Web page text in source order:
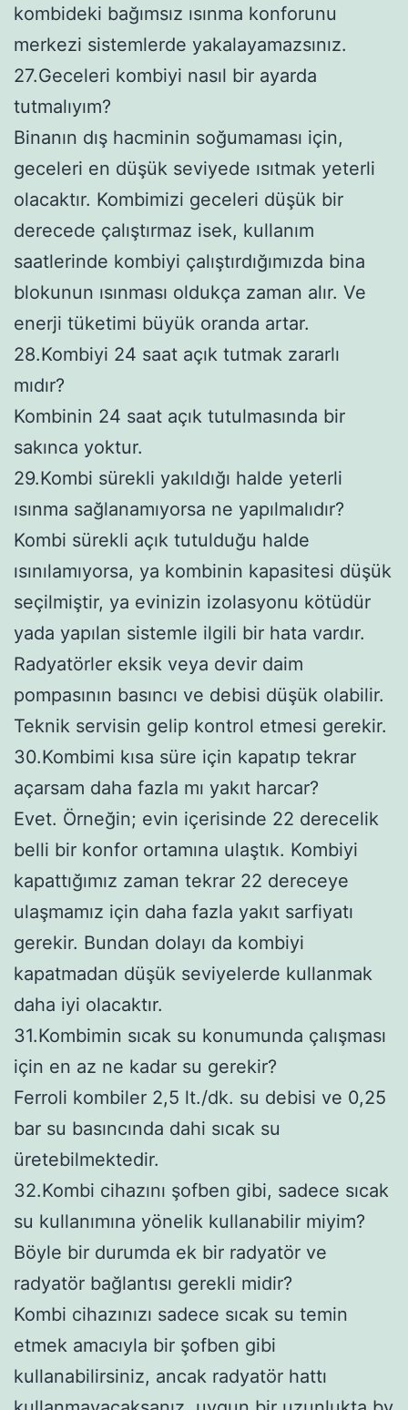
kombideki bağımsız ısınma konforunu
merkezi sistemlerde yakalayamazsınız.
27.Geceleri kombiyi nasıl bir ayarda
tutmalıyım?
Binanın dış hacminin soğumaması için,
geceleri en düşük seviyede ısıtmak yeterli
olacaktır. Kombimizi geceleri düşük bir
derecede çalıştırmaz isek, kullanım
saatlerinde kombiyi çalıştırdığımızda bina
blokunun ısınması oldukça zaman alır. Ve
enerji tüketimi büyük oranda artar.
28.Kombiyi 24 saat açık tutmak zararlı
mıdır?
Kombinin 24 saat açık tutulmasında bir
sakınca yoktur.
29.Kombi sürekli yakıldığı halde yeterli
ısınma sağlanamıyorsa ne yapılmalıdır?
Kombi sürekli açık tutulduğu halde
ısınılamıyorsa, ya kombinin kapasitesi düşük
seçilmiştir, ya evinizin izolasyonu kötüdür
yada yapılan sistemle ilgili bir hata vardır.
Radyatörler eksik veya devir daim
pompasının basıncı ve debisi düşük olabilir.
Teknik servisin gelip kontrol etmesi gerekir.
30.Kombimi kısa süre için kapatıp tekrar
açarsam daha fazla mı yakıt harcar?
Evet. Örneğin; evin içerisinde 22 derecelik
belli bir konfor ortamına ulaştık. Kombiyi
kapattığımız zaman tekrar 22 dereceye
ulaşmamız için daha fazla yakıt sarfiyatı
gerekir. Bundan dolayı da kombiyi
kapatmadan düşük seviyelerde kullanmak
daha iyi olacaktır.
31.Kombimin sıcak su konumunda çalışması
için en az ne kadar su gerekir?
Ferroli kombiler 2,5 lt./dk. su debisi ve 0,25
bar su basıncında dahi sıcak su
üretebilmektedir.
32.Kombi cihazını şofben gibi, sadece sıcak
su kullanımına yönelik kullanabilir miyim?
Böyle bir durumda ek bir radyatör ve
radyatör bağlantısı gerekli midir?
Kombi cihazınızı sadece sıcak su temin
etmek amacıyla bir şofben gibi
kullanabilirsiniz, ancak radyatör hattı